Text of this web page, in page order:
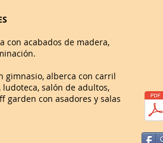
con acabados de madera,
gimnasio, alberca con carril
salón de adultos,
garden con asadores y salas